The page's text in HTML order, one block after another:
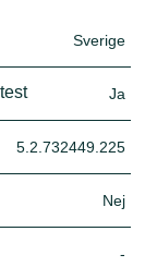
Sverige
Ja
5.2.732449.225
Nej
-